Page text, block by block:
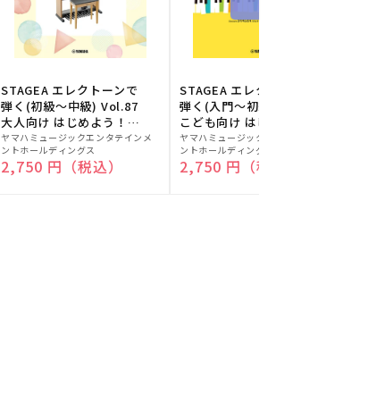
STAGEA エレクトーンで
弾く(初級～中級) Vol.87
大人向け はじめよう！
ELB-02(楽器のトリセツ
付)
販
売
元:
ヤマハミュージックエンタテインメ
ントホールディングス
通常価格
2,750 円（税込）
STAGEA エレクトーンで
弾く(入門～初級) Vol.86
こども向け はじめよう！
ELB-02(楽器のトリセツ
付)
販
売
元:
ヤマハミュージックエンタテインメ
ントホールディングス
通常価格
2,750 円（税込）